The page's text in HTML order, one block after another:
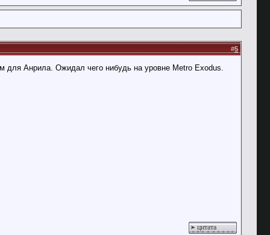
#5
для Анрила. Ожидал чего нибудь на уровне Metro Exodus.
цитата